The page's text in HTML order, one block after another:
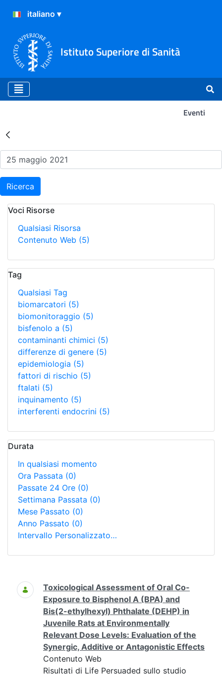
Istituto Superiore di Sanità
Eventi
Risultati della Ricerca -
Ricerca
Voci Risorse
Qualsiasi Risorsa
Contenuto Web (5)
Tag
Qualsiasi Tag
biomarcatori (5)
biomonitoraggio (5)
bisfenolo a (5)
contaminanti chimici (5)
differenze di genere (5)
epidemiologia (5)
fattori di rischio (5)
ftalati (5)
inquinamento (5)
interferenti endocrini (5)
Durata
In qualsiasi momento
Ora Passata (0)
Passate 24 Ore (0)
Settimana Passata (0)
Mese Passato (0)
Anno Passato (0)
Intervallo Personalizzato…
Ricerca
Toxicological Assessment of Oral Co-
Exposure to Bisphenol A (BPA) and
Bis(2-ethylhexyl) Phthalate (DEHP) in
Juvenile Rats at Environmentally
Relevant Dose Levels: Evaluation of the
Synergic, Additive or Antagonistic Effects
Contenuto Web
Risultati di Life Persuaded sullo studio